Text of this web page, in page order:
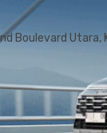
Boulevard Utara,